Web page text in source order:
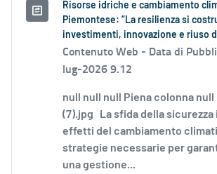
Risorse idriche e cambiamento
Piemontese: “La resilienza si
investimenti, innovazione e riuso
Contenuto Web - Data di
lug-2026 9.12
null null null Piena colonna null
(7).jpg La sfida della sicurezza
effetti del cambiamento
strategie necessarie per
una gestione...